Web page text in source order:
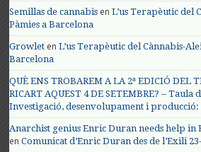
Semillas de cannabis enL’us Terapèutic del
Pàmies a Barcelona
Growlet enL’us Terapèutic del Cànnabis-
Barcelona
QUÈ ENS TROBAREM A LA 2ª EDICIÓ DEL
RICART AQUEST 4 DE SETEMBRE? – Taula
Investigació, desenvolupament i producció:
Anarchist genius Enric Duran needs help in
enComunicat d’Enric Duran des de l’Exili